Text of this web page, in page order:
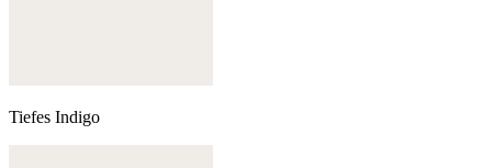
Tiefes Indigo